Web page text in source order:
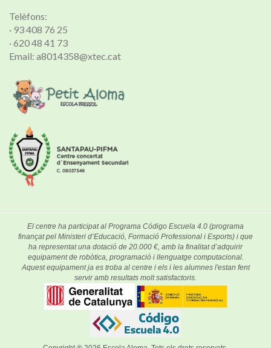
Telèfons:
· 93 408 76 25
· 620 48 41 73
Email: a8014358@xtec.cat
El centre ha participat al Programa Código Escuela 4.0 (programa
finançat pel Ministeri d’Educació, Formació Professional i Esports) i que
ha representat una dotació de 20.000 €, amb la finalitat d’adquirir
equipament de robòtica, programació i llenguatge computacional.
Aquest equipament ja es troba al centre i els i les alumnes l'estan fent
servir amb resultats molt satisfactoris.